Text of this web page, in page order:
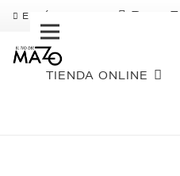
ENVÍO GRATIS Pago
TIENDA ONLINE